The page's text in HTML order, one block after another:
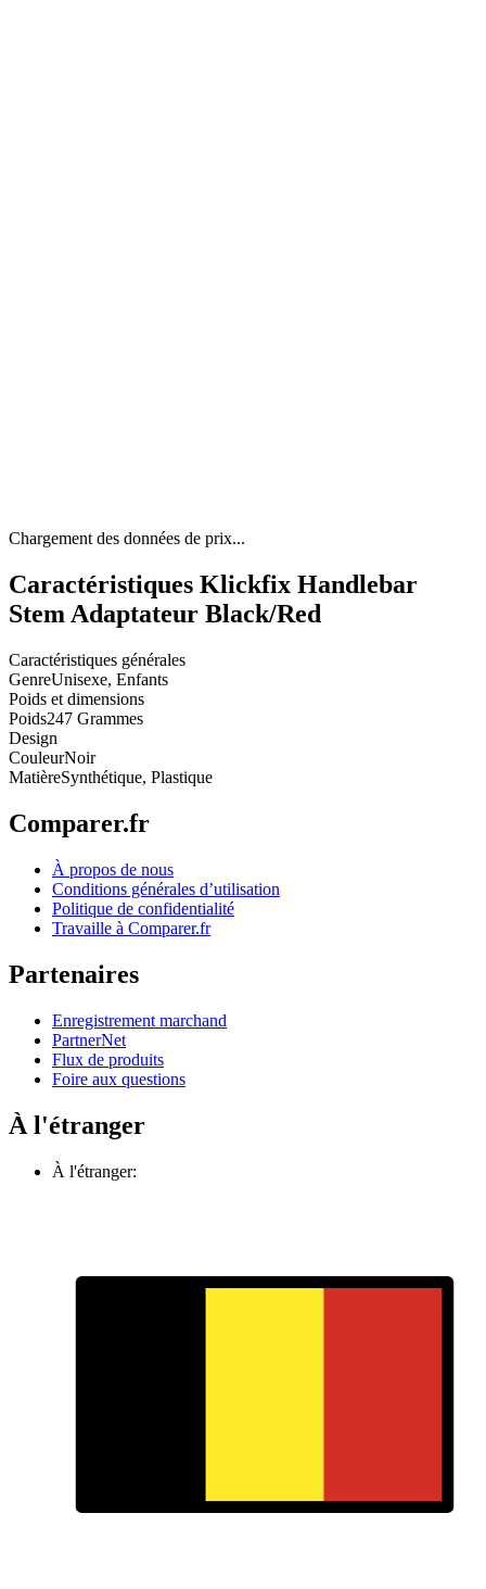
Chargement des données de prix...
Caractéristiques Klickfix Handlebar
Stem Adaptateur Black/Red
Caractéristiques générales
GenreUnisexe, Enfants
Poids et dimensions
Poids247 Grammes
Design
CouleurNoir
MatièreSynthétique, Plastique
Comparer.fr
À propos de nous
Conditions générales d’utilisation
Politique de confidentialité
Travaille à Comparer.fr
Partenaires
Enregistrement marchand
PartnerNet
Flux de produits
Foire aux questions
À l'étranger
À l'étranger: